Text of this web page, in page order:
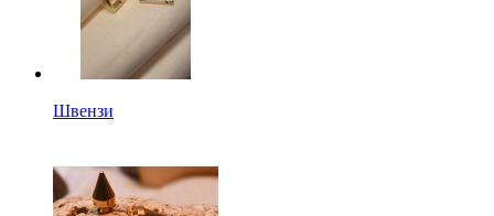
Швензи